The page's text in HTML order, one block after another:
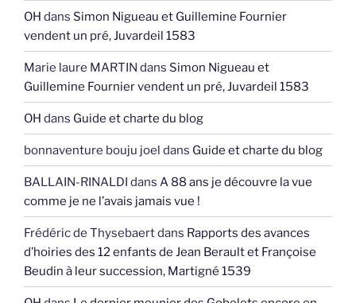
OH dans Simon Nigueau et Guillemine Fournier
vendent un pré, Juvardeil 1583
Marie laure MARTIN dans Simon Nigueau et
Guillemine Fournier vendent un pré, Juvardeil 1583
OH dans Guide et charte du blog
bonnaventure bouju joel dans Guide et charte du blog
BALLAIN-RINALDI dans A 88 ans je découvre la vue
comme je ne l’avais jamais vue !
Frédéric de Thysebaertdans Rapports des avances
d’hoiries des 12 enfants de Jean Berault et Françoise
Beudin à leur succession, Martigné 1539